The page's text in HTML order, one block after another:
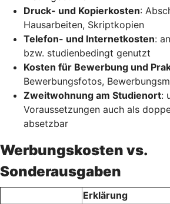
Druck- und Kopierkosten:
Hausarbeiten, Skriptkopien
Telefon- und Internetkosten:
bzw. studienbedingt genutzt
Kosten für Bewerbung und
Bewerbungsfotos,
Zweitwohnung am Studienort:
Voraussetzungen auch als
absetzbar
Werbungskosten vs.
Sonderausgaben
Erklärung